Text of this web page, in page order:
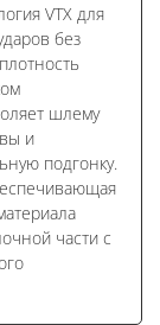
VTX для
без
шлему
и
подгонку.
части c